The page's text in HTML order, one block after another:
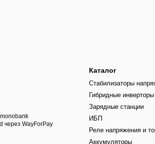
Каталог
Стабилизаторы
Гибридные инверторы
Зарядные станции
ИБП
Реле напряжения и
Аккумуляторы